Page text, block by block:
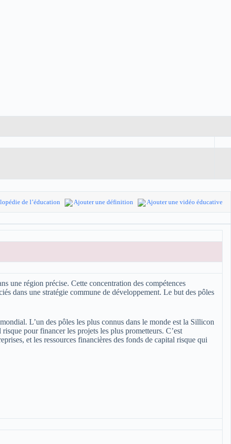
de l’éducation Ajouter une définition Ajouter une vidéo éducative
une région précise. Cette concentration des compétences
dans une stratégie commune de développement. Le but des pôles
L’un des pôles les plus connus dans le monde est la Sillicon
pour financer les projets les plus prometteurs. C’est
et les ressources financières des fonds de capital risque qui